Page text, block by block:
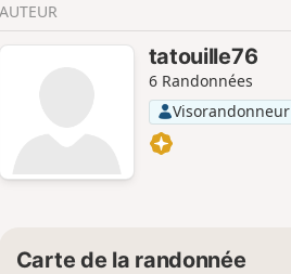
AUTEUR
tatouille76
6 Randonnées
Visorandonneur
Carte de la randonnée